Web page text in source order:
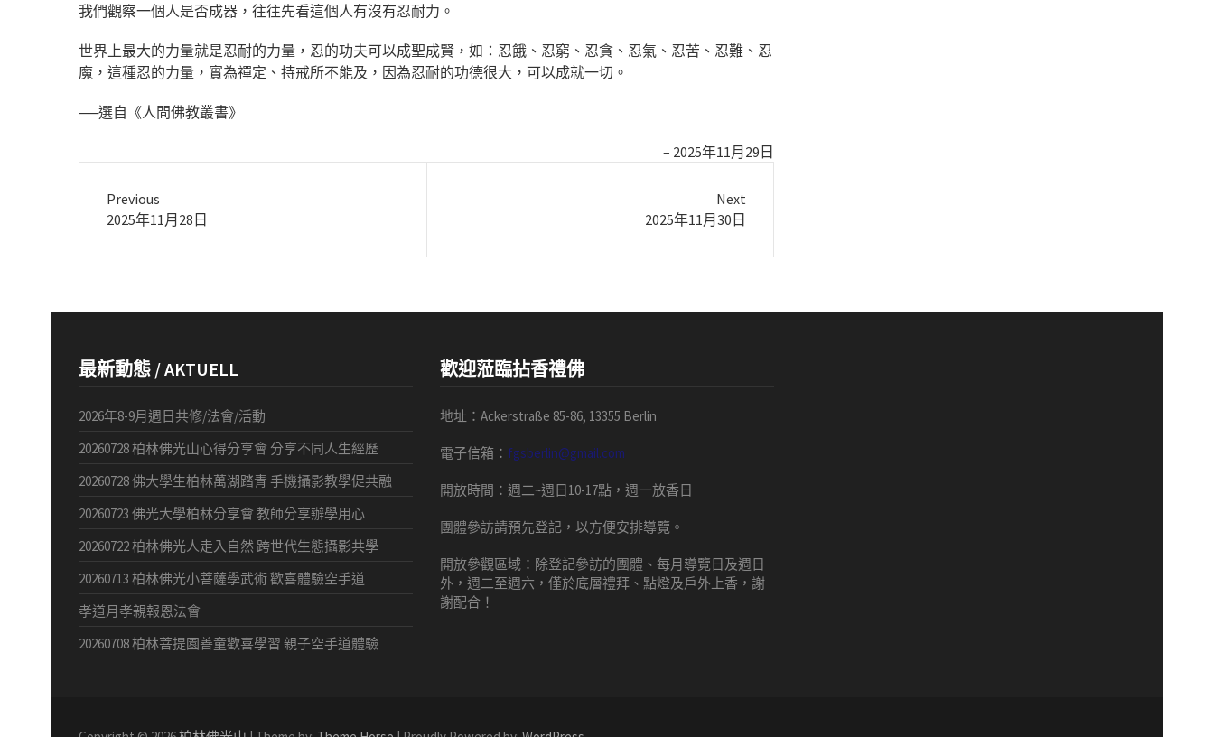
我們觀察一個人是否成器，往往先看這個人有沒有忍耐力。
世界上最大的力量就是忍耐的力量，忍的功夫可以成聖成賢，如：忍餓、忍窮、忍貪、忍氣、忍苦、忍難、忍
魔，這種忍的力量，實為禪定、持戒所不能及，因為忍耐的功德很大，可以成就一切。
──選自《人間佛教叢書》
2025年11月29日
Previous
Previous
2025年11月28日
Next
2025年11月30日
最新動態 / AKTUELL
2026年8-9月週日共修/法會/活動
20260728 柏林佛光山心得分享會 分享不同人生經歷
20260728 佛大學生柏林萬湖踏青 手機攝影教學促共融
20260723 佛光大學柏林分享會 教師分享辦學用心
20260722 柏林佛光人走入自然 跨世代生態攝影共學
20260713 柏林佛光小菩薩學武術 歡喜體驗空手道
孝道月孝親報恩法會
20260708 柏林菩提園善童歡喜學習 親子空手道體驗
歡迎蒞臨拈香禮佛
地址：Ackerstraße 85-86, 13355 Berlin
電子信箱： fgsberlin@gmail.com
開放時間 ： 週二~週日10-17點， 週一放香日
團體參訪請預先登記，以方便安排導覽 。
開放參觀區域： 除登記參訪的團體、每月導覽日及週日
外，週二至週六，僅於底層禮拜、點燈及戶外上香，謝
謝配合！